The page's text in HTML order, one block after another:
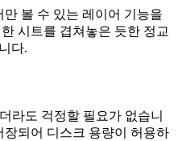
볼 수 있는 레이어 기능을
시트를 겹쳐놓은 듯한 정교
다.
라도 걱정할 필요가 없습니
장되어 디스크 용량이 허용하